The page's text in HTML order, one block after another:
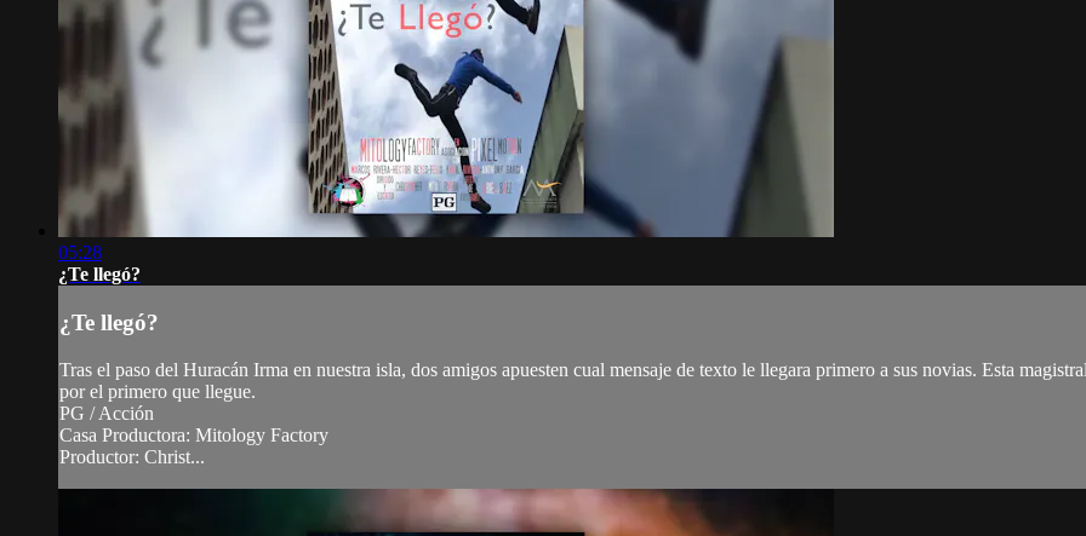
05:28
¿Te llegó?
¿Te llegó?
Tras el paso del Huracán Irma en nuestra isla, dos amigos apuesten cual mensaje de texto le llegara primero a sus novias. Esta
por el primero que llegue.
PG / Acción
Casa Productora: Mitology Factory
Productor: Christ...